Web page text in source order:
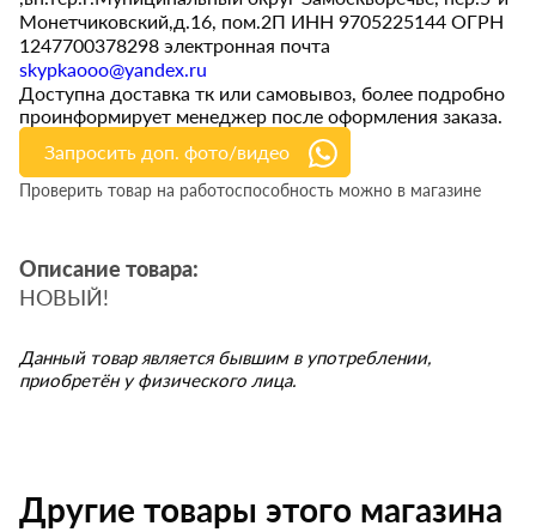
Монетчиковский,д.16, пом.2П ИНН 9705225144 ОГРН
1247700378298 электронная почта
skypkaooo@yandex.ru
Доступна доставка тк или самовывоз, более подробно
проинформирует менеджер после оформления заказа.
Запросить доп. фото/видео
Проверить товар на работоспособность можно в магазине
Описание товара:
НОВЫЙ!
Данный товар является бывшим в употреблении,
приобретён у физического лица.
Другие товары этого магазина